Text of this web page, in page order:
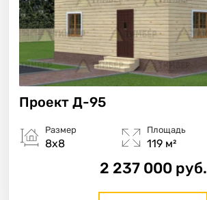
Проект Д-95
Размер
8х8
Площадь
119 м²
2 237 000 руб.